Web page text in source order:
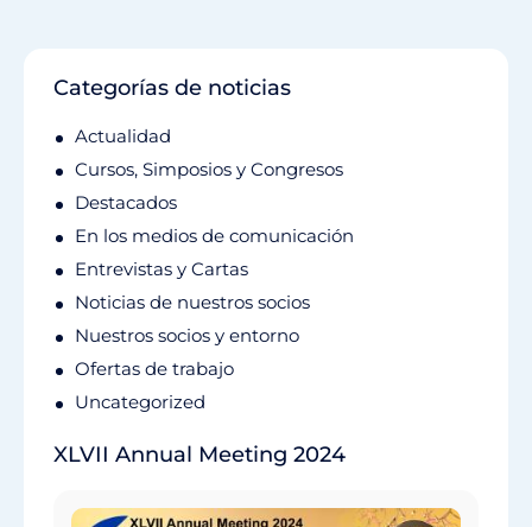
Categorías de noticias
Actualidad
Cursos, Simposios y Congresos
Destacados
En los medios de comunicación
Entrevistas y Cartas
Noticias de nuestros socios
Nuestros socios y entorno
Ofertas de trabajo
Uncategorized
XLVII Annual Meeting 2024